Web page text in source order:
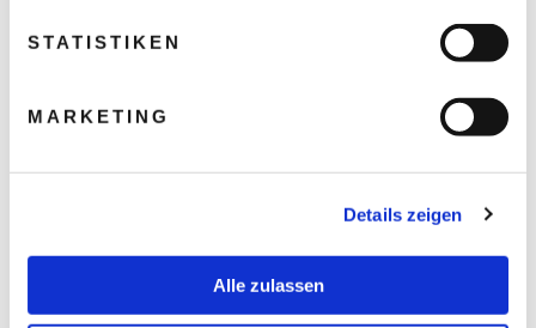
STATISTIKEN
MARKETING
Details zeigen
Alle zulassen